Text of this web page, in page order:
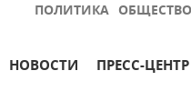
ПОЛИТИКА ОБЩЕСТВО
НОВОСТИ ПРЕСС-ЦЕНТР